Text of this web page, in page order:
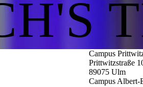
Campus
Prittwitzstraße
89075 Ulm
Campus Albert-